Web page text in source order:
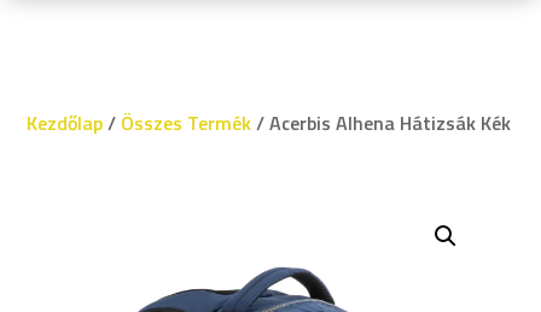
Kezdőlap/ Összes Termék/ Acerbis Alhena Hátizsák Kék